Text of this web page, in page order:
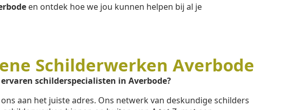
en ontdek hoe we jou kunnen helpen bij al je
Schilderwerken Averbode
schilderspecialisten in Averbode?
aan het juiste adres. Ons netwerk van deskundige schilders